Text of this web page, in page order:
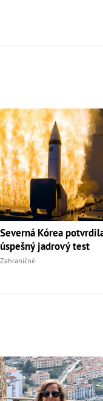
Severná Kórea
úspešný jadrový test
Zahraničné